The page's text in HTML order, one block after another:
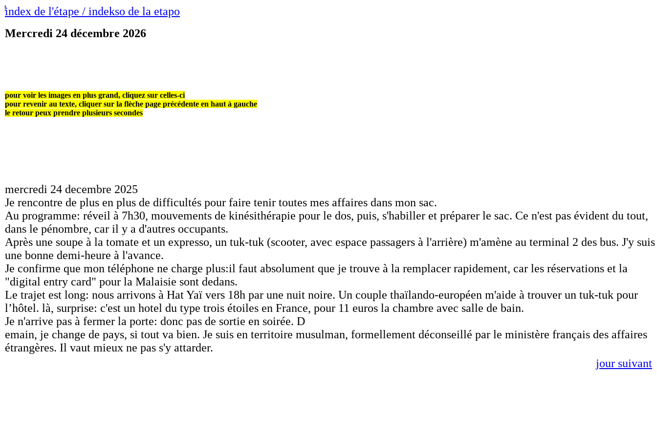
!index de l'étape / indekso de la etapo
Mercredi 24 décembre 2026
pour voir les images en plus grand, cliquez sur celles-ci
pour revenir au texte, cliquer sur la flèche page précédente en haut à gauche
le retour peux prendre plusieurs secondes
mercredi 24 decembre 2025
Je rencontre de plus en plus de difficultés pour faire tenir toutes mes affaires dans mon sac.
Au programme: réveil à 7h30, mouvements de kinésithérapie pour le dos, puis, s'habiller et préparer le sac. Ce n'est pas évident du tout,
dans le pénombre, car il y a d'autres occupants.
Après une soupe à la tomate et un expresso, un tuk-tuk (scooter, avec espace passagers à l'arrière) m'amène au terminal 2 des bus. J'y suis
une bonne demi-heure à l'avance.
Je confirme que mon téléphone ne charge plus:il faut absolument que je trouve à la remplacer rapidement, car les réservations et la
"digital entry card" pour la Malaisie sont dedans.
Le trajet est long: nous arrivons à Hat Yaï vers 18h par une nuit noire. Un couple thaïlando-européen m'aide à trouver un tuk-tuk pour
l’hôtel. là, surprise: c'est un hotel du type trois étoiles en France, pour 11 euros la chambre avec salle de bain.
Je n'arrive pas à fermer la porte: donc pas de sortie en soirée. D
emain, je change de pays, si tout va bien. Je suis en territoire musulman, formellement déconseillé par le ministère français des affaires
étrangères. Il vaut mieux ne pas s'y attarder.
jour suivant